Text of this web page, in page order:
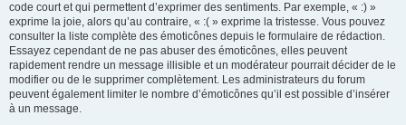
code court et qui permettent d’exprimer des sentiments. Par exemple, « :) »
exprime la joie, alors qu’au contraire, « :( » exprime la tristesse. Vous pouvez
consulter la liste complète des émoticônes depuis le formulaire de rédaction.
Essayez cependant de ne pas abuser des émoticônes, elles peuvent
rapidement rendre un message illisible et un modérateur pourrait décider de le
modifier ou de le supprimer complètement. Les administrateurs du forum
peuvent également limiter le nombre d’émoticônes qu’il est possible d’insérer
à un message.